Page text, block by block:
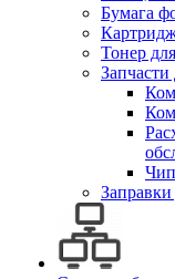
Бумага
Тонер